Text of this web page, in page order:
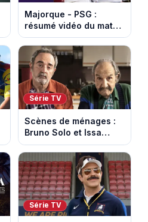
Majorque - PSG :
résumé vidéo du match
amical du 5 août 2026
Série TV
Scènes de ménages :
Bruno Solo et Issa
Doumbia rejoignent la
saison 18 sur M6
Série TV